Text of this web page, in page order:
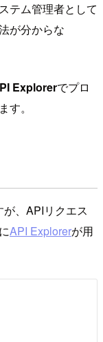
テム管理者として
が分からな
Explorerでプロ
。
、APIリクエス
API Explorerが用